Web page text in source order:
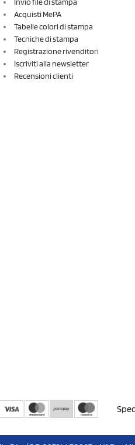
Invio file di stampa
Acquisti MePA
Tabelle colori di stampa
Tecniche di stampa
Registrazione rivenditori
Iscriviti alla newsletter
Recensioni clienti